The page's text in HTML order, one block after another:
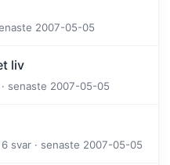
2007-05-05
liv
senaste 2007-05-05
svar · senaste 2007-05-05